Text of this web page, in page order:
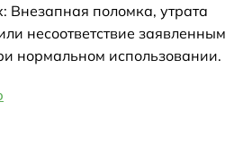
Внезапная поломка, утрата
несоответствие заявленным
нормальном использовании.